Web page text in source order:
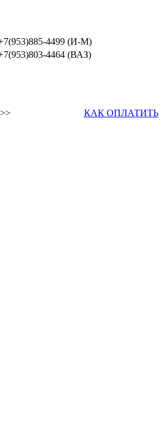
4499 (И-М)
4464 (ВАЗ)
>> КАК ОПЛАТИТЬ